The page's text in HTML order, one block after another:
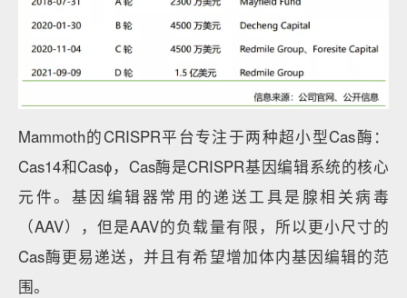
Mammoth的CRISPR平台专注于两种超小型Cas酶：
Cas14和Casɸ，Cas酶是CRISPR基因编辑系统的核心
元件。基因编辑器常用的递送工具是腺相关病毒
（AAV），但是AAV的负载量有限，所以更小尺寸的
Cas酶更易递送，并且有希望增加体内基因编辑的范
围。